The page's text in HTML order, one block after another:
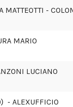
MATTEOTTI -
MARIO
LUCIANO
- ALEXUFFICIO